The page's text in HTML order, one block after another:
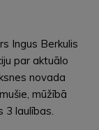
Ingus Berkulis
par aktuālo
novada
mūžībā
3 laulības.